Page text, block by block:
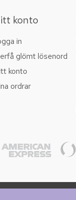
konto
in
glömt lösenord
konto
ordrar